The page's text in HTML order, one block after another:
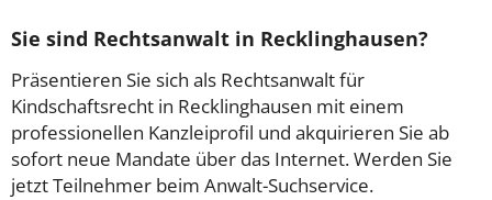
Sie sind Rechtsanwalt in Recklinghausen?
Präsentieren Sie sich als Rechtsanwalt für
Kindschaftsrecht in Recklinghausen mit einem
professionellen Kanzleiprofil und akquirieren Sie ab
sofort neue Mandate über das Internet. Werden Sie
jetzt Teilnehmer beim Anwalt-Suchservice.